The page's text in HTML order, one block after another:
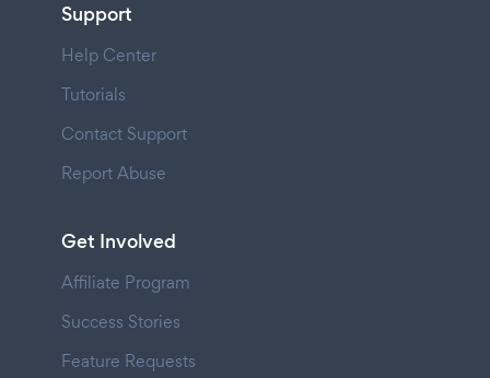
Support
Help Center
Tutorials
Contact Support
Report Abuse
Get Involved
Affiliate Program
Success Stories
Feature Requests